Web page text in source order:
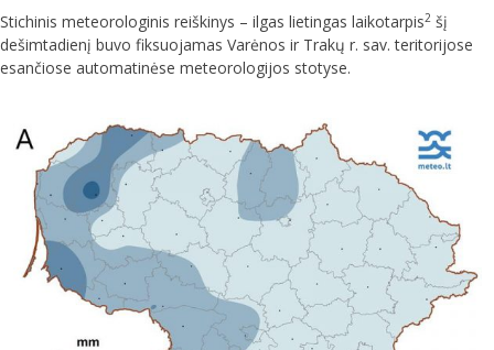
Stichinis meteorologinis reiškinys – ilgas lietingas laikotarpis2 šį
dešimtadienį buvo fiksuojamas Varėnos ir Trakų r. sav. teritorijose
esančiose automatinėse meteorologijos stotyse.